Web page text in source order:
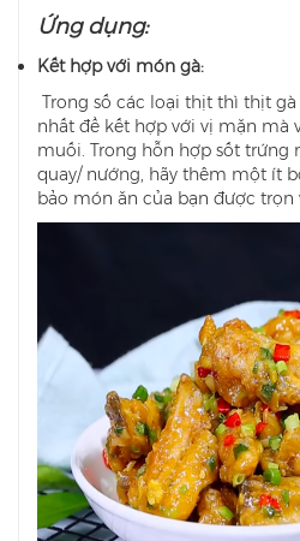
Ứng dụng:
Kết hợp với món gà:
Trong số các loại thịt thì thịt
nhất để kết hợp với vị mặn mà
muối. Trong hỗn hợp sốt trứng
quay/ nướng, hãy thêm một ít
bảo món ăn của bạn được trọn